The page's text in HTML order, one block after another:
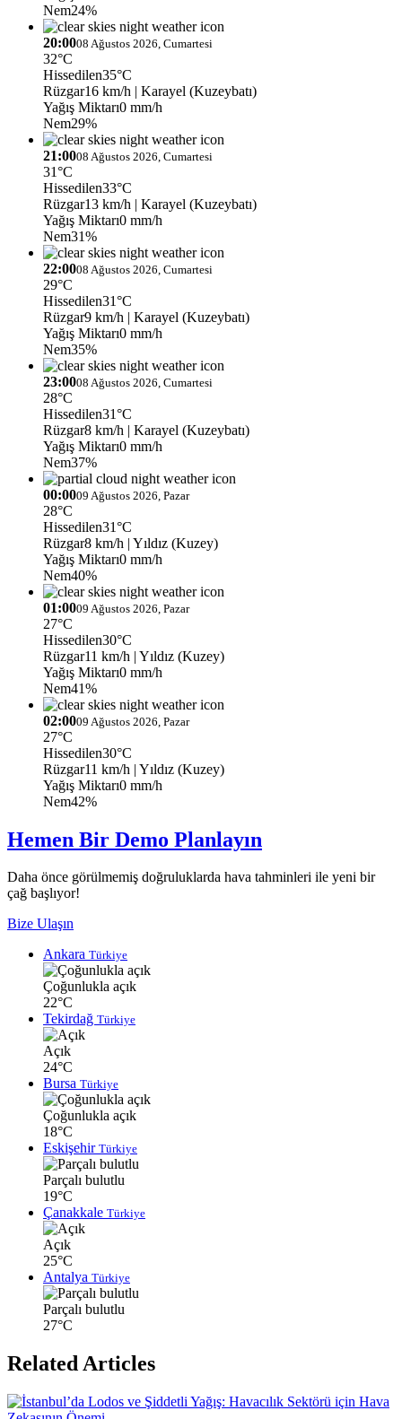
Nem24%
20:0008 Ağustos 2026, Cumartesi
32°C
Hissedilen35°C
Rüzgar16 km/h | Karayel (Kuzeybatı)
Yağış Miktarı0 mm/h
Nem29%
21:0008 Ağustos 2026, Cumartesi
31°C
Hissedilen33°C
Rüzgar13 km/h | Karayel (Kuzeybatı)
Yağış Miktarı0 mm/h
Nem31%
22:0008 Ağustos 2026, Cumartesi
29°C
Hissedilen31°C
Rüzgar9 km/h | Karayel (Kuzeybatı)
Yağış Miktarı0 mm/h
Nem35%
23:0008 Ağustos 2026, Cumartesi
28°C
Hissedilen31°C
Rüzgar8 km/h | Karayel (Kuzeybatı)
Yağış Miktarı0 mm/h
Nem37%
00:0009 Ağustos 2026, Pazar
28°C
Hissedilen31°C
Rüzgar8 km/h | Yıldız (Kuzey)
Yağış Miktarı0 mm/h
Nem40%
01:0009 Ağustos 2026, Pazar
27°C
Hissedilen30°C
Rüzgar11 km/h | Yıldız (Kuzey)
Yağış Miktarı0 mm/h
Nem41%
02:0009 Ağustos 2026, Pazar
27°C
Hissedilen30°C
Rüzgar11 km/h | Yıldız (Kuzey)
Yağış Miktarı0 mm/h
Nem42%
Hemen Bir Demo Planlayın
Daha önce görülmemiş doğruluklarda hava tahminleri ile yeni bir
çağ başlıyor!
Bize Ulaşın
Ankara Türkiye
Çoğunlukla açık
22°C
Tekirdağ Türkiye
Açık
24°C
Bursa Türkiye
Çoğunlukla açık
18°C
Eskişehir Türkiye
Parçalı bulutlu
19°C
Çanakkale Türkiye
Açık
25°C
Antalya Türkiye
Parçalı bulutlu
27°C
Related Articles